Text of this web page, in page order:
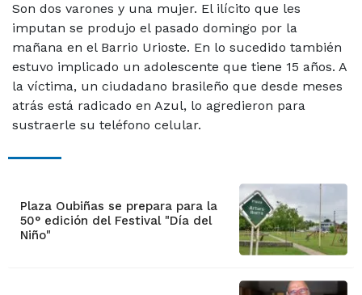
Son dos varones y una mujer. El ilícito que les
imputan se produjo el pasado domingo por la
mañana en el Barrio Urioste. En lo sucedido también
estuvo implicado un adolescente que tiene 15 años. A
la víctima, un ciudadano brasileño que desde meses
atrás está radicado en Azul, lo agredieron para
sustraerle su teléfono celular.
Plaza Oubiñas se prepara para la
50° edición del Festival "Día del
Niño"